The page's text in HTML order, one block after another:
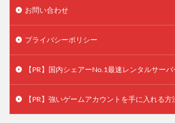
お問い合わせ
プライバシーポリシー
【PR】国内シェアーNo.1最速レンタルサーバ
【PR】強いゲームアカウントを手に入れる方